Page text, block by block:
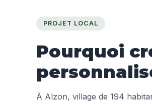
PROJET LOCAL
Pourquoi
À Alzon, village de 194